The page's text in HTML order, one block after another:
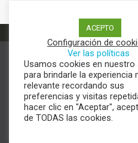
Términos y
Aviso de
Política
Digital Content | Copyright ©
ACEPTO
Configuración de
Ver las políticas
Usamos cookies en nuestro
para brindarle la experiencia
relevante recordando sus
preferencias y visitas
hacer clic en "Aceptar",
de TODAS las cookies.